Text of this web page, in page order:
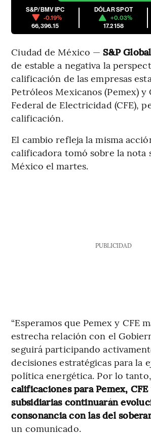
S&P/BMV IPC
-0.19%
66,396.15
DÓLAR SPOT
+0.03%
17.2158
Ciudad de México — S&P
de estable a negativa la
calificación de las empresas
Petróleos Mexicanos (Pemex) y
Federal de Electricidad (CFE),
calificación.
El cambio refleja la misma
calificadora tomó sobre la nota
México el martes.
PUBLICIDAD
“Esperamos que Pemex y CFE
estrecha relación con el
seguirá participando
decisiones estratégicas para la
política energética. Por lo tanto,
calificaciones para Pemex, CFE
subsidiarias continuarán
consonancia con las del
un comunicado.